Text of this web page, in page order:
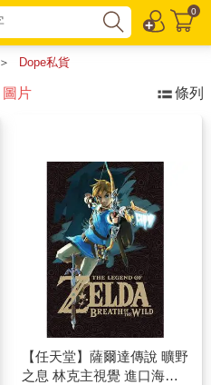
0
＞ Dope私貨
圖片 條列
【任天堂】薩爾達傳說 曠野
之息 林克主視覺 進口海報/